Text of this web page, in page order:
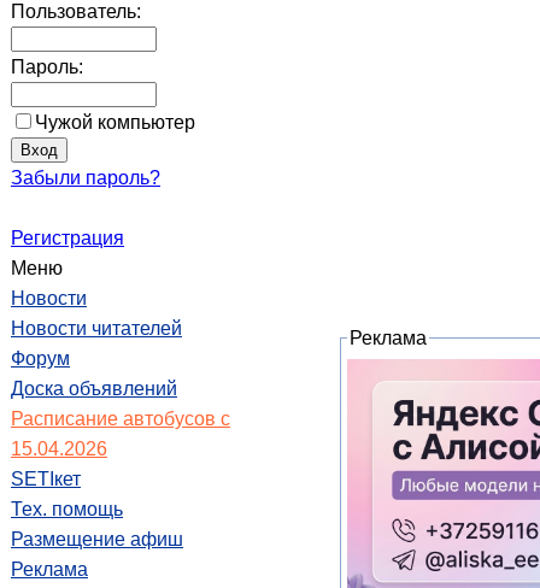
Пользователь:
Пароль:
Чужой компьютер
Забыли пароль?
Регистрация
Меню
Новости
Новости читателей
Форум
Доска объявлений
Расписание автобусов с
15.04.2026
SETIкет
Тех. помощь
Размещение афиш
Реклама
Реклама